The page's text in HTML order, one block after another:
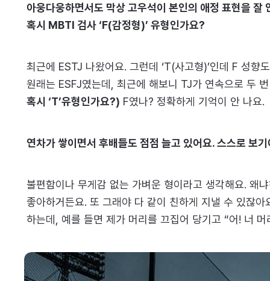
아웅다웅하면서도 막상 고우석이 본인의 애정 표현을 잘
혹시 MBTI 검사 ‘F(감정형)’ 유형인가요?
최근에 ESTJ 나왔어요. 그런데 ‘T(사고형)’인데 F 성
원래는 ESFJ였는데, 최근에 해보니 TJ가 연속으로 두
혹시 ‘T’유형인가요?) F였나? 정확하게 기억이 안 나요.
연차가 쌓이면서 후배들도 점점 늘고 있어요. 스스로 보
불편함이나 무게감 없는 가벼운 형이라고 생각해요. 왜
좋아하거든요. 또 그래야 다 같이 친하게 지낼 수 있잖
하는데, 예를 들면 제가 머리를 끄집어 당기고 “어! 너